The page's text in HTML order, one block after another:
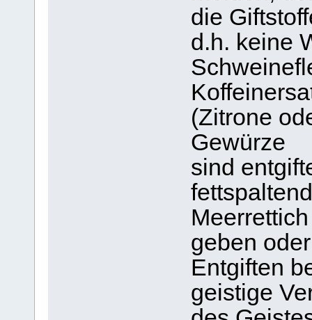
die
d.h. keine
(Zitrone
Gewürze
sind
geben
Entgiften
geistige